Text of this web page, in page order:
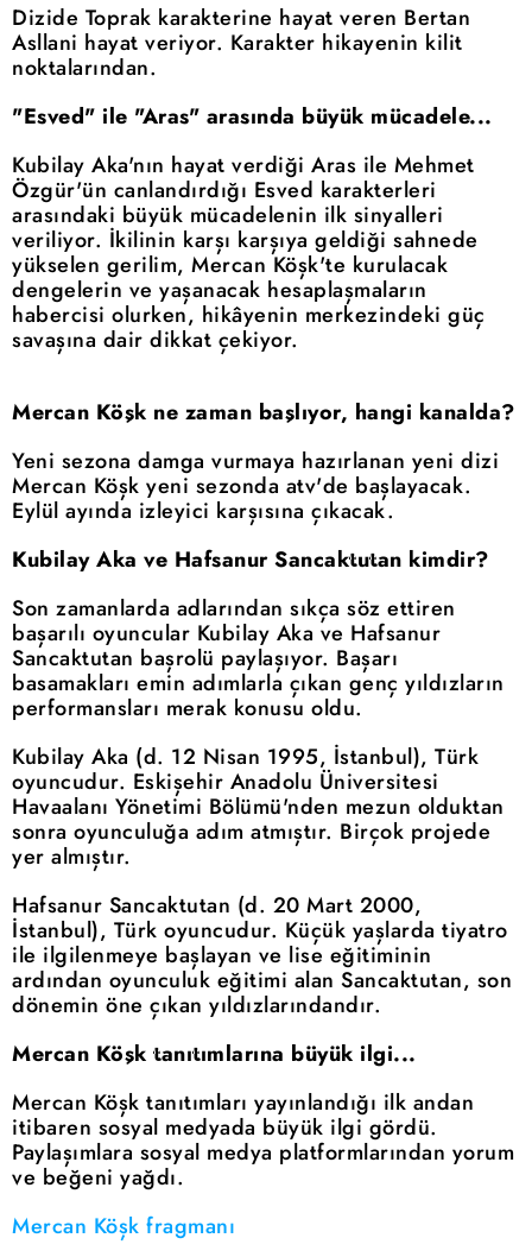
Dizide Toprak karakterine hayat veren Bertan
Asllani hayat veriyor. Karakter hikayenin kilit
noktalarından.
"Esved" ile "Aras" arasında büyük mücadele...
Kubilay Aka'nın hayat verdiği Aras ile Mehmet
Özgür'ün canlandırdığı Esved karakterleri
arasındaki büyük mücadelenin ilk sinyalleri
veriliyor. İkilinin karşı karşıya geldiği sahnede
yükselen gerilim, Mercan Köşk'te kurulacak
dengelerin ve yaşanacak hesaplaşmaların
habercisi olurken, hikâyenin merkezindeki güç
savaşına dair dikkat çekiyor.
Mercan Köşk ne zaman başlıyor, hangi kanalda?
Yeni sezona damga vurmaya hazırlanan yeni dizi
Mercan Köşk yeni sezonda atv'de başlayacak.
Eylül ayında izleyici karşısına çıkacak.
Kubilay Aka ve Hafsanur Sancaktutan kimdir?
Son zamanlarda adlarından sıkça söz ettiren
başarılı oyuncular Kubilay Aka ve Hafsanur
Sancaktutan başrolü paylaşıyor. Başarı
basamakları emin adımlarla çıkan genç yıldızların
performansları merak konusu oldu.
Kubilay Aka (d. 12 Nisan 1995, İstanbul), Türk
oyuncudur. Eskişehir Anadolu Üniversitesi
Havaalanı Yönetimi Bölümü'nden mezun olduktan
sonra oyunculuğa adım atmıştır. Birçok projede
yer almıştır.
Hafsanur Sancaktutan (d. 20 Mart 2000,
İstanbul), Türk oyuncudur. Küçük yaşlarda tiyatro
ile ilgilenmeye başlayan ve lise eğitiminin
ardından oyunculuk eğitimi alan Sancaktutan, son
dönemin öne çıkan yıldızlarındandır.
Mercan Köşk tanıtımlarına büyük ilgi...
Mercan Köşk tanıtımları yayınlandığı ilk andan
itibaren sosyal medyada büyük ilgi gördü.
Paylaşımlara sosyal medya platformlarından yorum
ve beğeni yağdı.
Mercan Köşk fragmanı